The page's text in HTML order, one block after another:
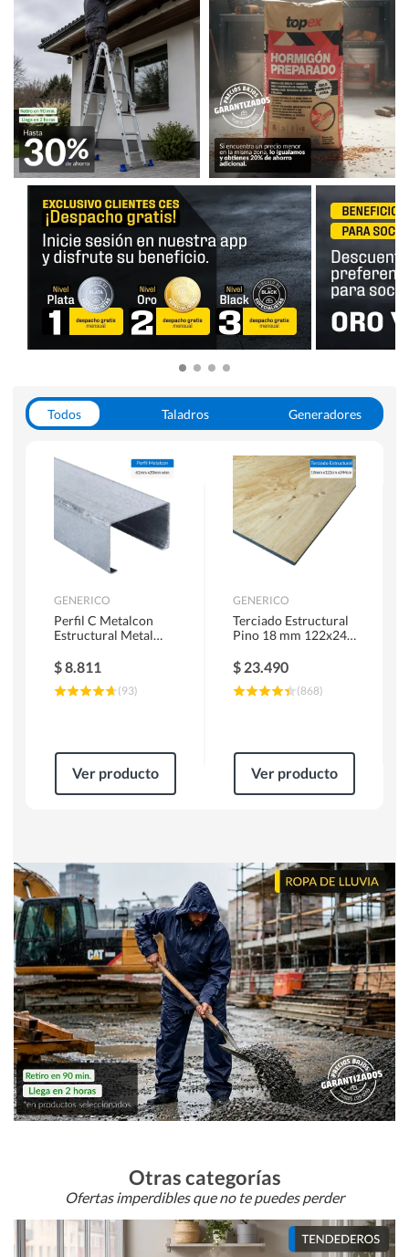
Todos Taladros
Generadores
Herramientas Manuales
Sierras Circulares
GENERICO
Perfil C Metalcon
Estructural Metal
$8.811
(93)
Ver producto
GENERICO
Terciado Estructural
Pino 18 mm 122x244
$ 23.490
(868)
Ver producto
Otras categorías
Ofertas imperdibles que no te puedes perder